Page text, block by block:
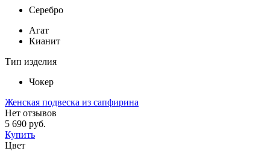
Серебро
Агат
Кианит
Тип изделия
Чокер
Женская подвеска из сапфирина
Нет отзывов
5 690 руб.
Купить
Цвет